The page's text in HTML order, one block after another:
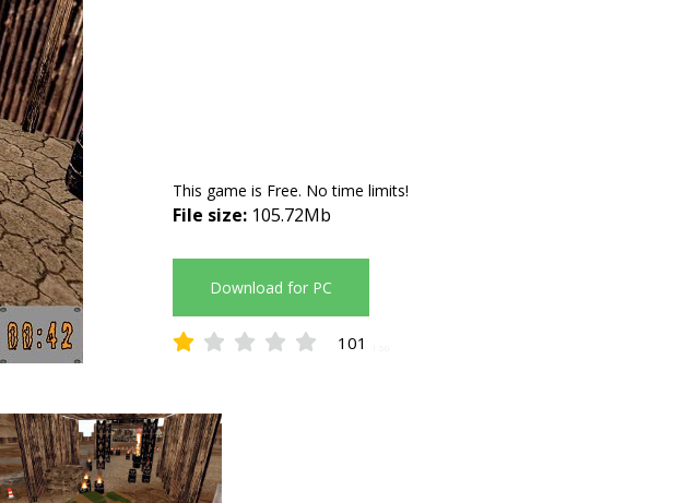
This game is Free. No time limits!
File size: 105.72Mb
Download for PC
101